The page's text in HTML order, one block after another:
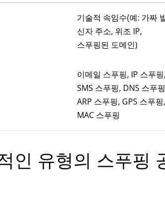
기술적 속임수(예: 가짜
신자 주소, 위조 IP,
스푸핑된 도메인)
이메일 스푸핑, IP 스푸핑,
SMS 스푸핑, DNS 스푸
ARP 스푸핑, GPS 스푸핑,
MAC 스푸핑
인 유형의 스푸핑